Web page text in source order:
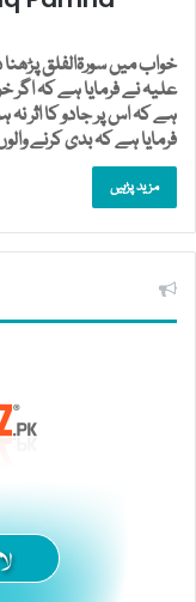
خواب میں سورۃالفلق
علیہ نے فرمایا ہے کہ اگر
ہے کہ اس پر جادو کا اثر نہ
فرمایا ہے کہ بدی کرنے
مزید پڑہیں